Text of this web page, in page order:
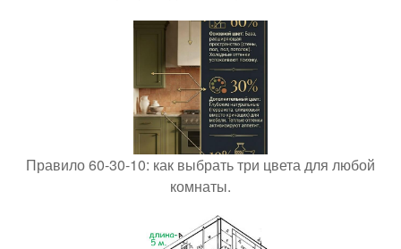
Правило 60-30-10: как выбрать три цвета для любой
комнаты.